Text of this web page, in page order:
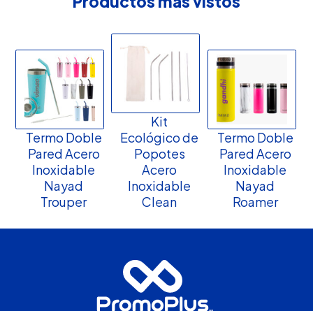
Termo Doble
Pared Acero
Inoxidable
Nayad
Trouper
Kit
Ecológico de
Popotes
Acero
Inoxidable
Clean
Termo Doble
Pared Acero
Inoxidable
Nayad
Roamer